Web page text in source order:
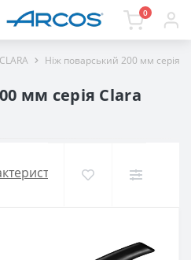
0
CLARA Ніж поварський 200 мм серія
мм серія Clara
Доставка і